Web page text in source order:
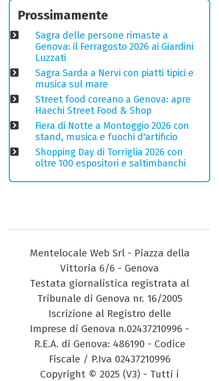
Prossimamente
Sagra delle persone rimaste a
Genova: il Ferragosto 2026 ai Giardini
Luzzati
Sagra Sarda a Nervi con piatti tipici e
musica sul mare
Street food coreano a Genova: apre
Haechi Street Food & Shop
Fiera di Notte a Montoggio 2026 con
stand, musica e fuochi d'artificio
Shopping Day di Torriglia 2026 con
oltre 100 espositori e saltimbanchi
Mentelocale Web Srl - Piazza della
Vittoria 6/6 - Genova
Testata giornalistica registrata al
Tribunale di Genova nr. 16/2005
Iscrizione al Registro delle
Imprese di Genova n.02437210996 -
R.E.A. di Genova: 486190 - Codice
Fiscale / P.Iva 02437210996
Copyright © 2025 (V3) - Tutti i